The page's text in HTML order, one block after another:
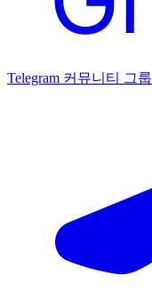
Telegram 커뮤니티 그룹